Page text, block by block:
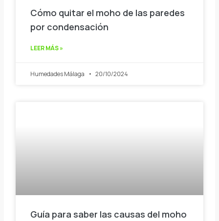
Cómo quitar el moho de las paredes
por condensación
LEER MÁS »
Humedades Málaga 20/10/2024
Guía para saber las causas del moho